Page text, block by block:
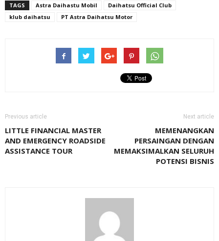
TAGS Astra Daihastu Mobil
Daihatsu Official Club
klub daihatsu
PT Astra Daihatsu Motor
Previous article
LITTLE FINANCIAL MASTER
AND EMERGENCY ROADSIDE
ASSISTANCE TOUR
Next article
MEMENANGKAN
PERSAINGAN DENGAN
MEMAKSIMALKAN SELURUH
POTENSI BISNIS